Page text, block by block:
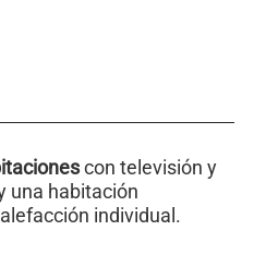
con televisión y
una habitación
individual.